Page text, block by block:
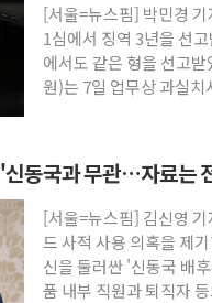
[서울=뉴스핌] 박민경
1심에서 징역 3년을 선
에서도 같은 형을 선고
원)는 7일 업무상 과실
동국과 무관…자료는
[서울=뉴스핌] 김신영
드 사적 사용 의혹을 제
신을 둘러싼 '신동국 배
품 내부 직원과 퇴직자